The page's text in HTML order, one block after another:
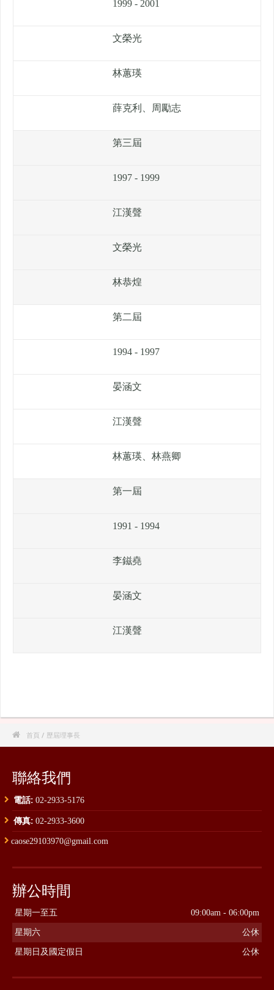
1999 - 2001
文榮光
林蕙瑛
薛克利、周勵志
第三屆
1997 - 1999
江漢聲
文榮光
林恭煌
第二屆
1994 - 1997
晏涵文
江漢聲
林蕙瑛、林燕卿
第一屆
1991 - 1994
李鎡堯
晏涵文
江漢聲
 首頁 / 歷屆理事長
聯絡我們
電話: 02-2933-5176
傳真: 02-2933-3600
caose29103970@gmail.com
辦公時間
星期一至五 09:00am - 06:00pm
星期六 公休
星期日及國定假日 公休